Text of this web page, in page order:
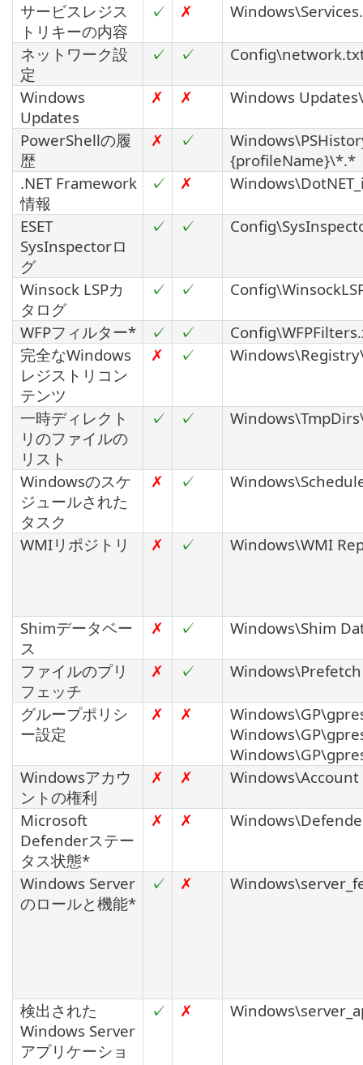
サービスレジス
トリキーの内容
✓ ✗
ネットワーク設
定
✓ ✓
Windows
Updates
✗ ✗ Windows
PowerShellの履
歴
✗ ✓
{profileName}\*.*
.NET Framework
情報
✓ ✗
ESET
SysInspectorロ
グ
✓ ✓
Winsock LSPカ
タログ
✓ ✓
WFPフィルター* ✓ ✓
完全なWindows
レジストリコン
テンツ
✗ ✓
一時ディレクト
リのファイルの
リスト
✓ ✓
Windowsのスケ
ジュールされた
タスク
✗ ✓
WMIリポジトリ ✗ ✓ Windows\WMI
Shimデータベー
ス
✗ ✓ Windows\Shim
ファイルのプリ
フェッチ
✗ ✓
グループポリシ
ー設定
✗ ✗
Windowsアカウ
ントの権利
✗ ✗
Microsoft
Defenderステー
タス状態*
✗ ✗
Windows Server
のロールと機能*
✓ ✗
検出された
Windows Server
アプリケーショ
✓ ✗